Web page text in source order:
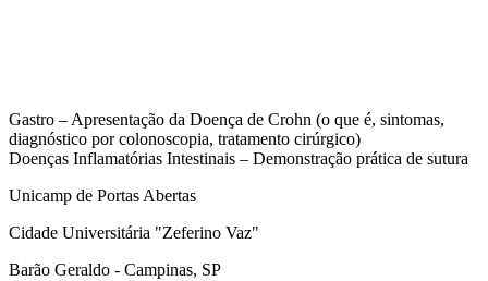
Gastro – Apresentação da Doença de Crohn (o que é, sintomas,
diagnóstico por colonoscopia, tratamento cirúrgico)
Doenças Inflamatórias Intestinais – Demonstração prática de sutura
Unicamp de Portas Abertas
Cidade Universitária "Zeferino Vaz"
Barão Geraldo - Campinas, SP